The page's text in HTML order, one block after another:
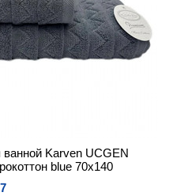
Karven UCGEN
blue 70х140